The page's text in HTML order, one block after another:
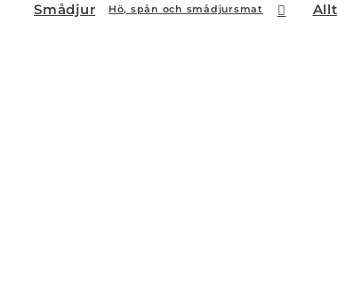
Smådjur Hö, spån och smådjursmat